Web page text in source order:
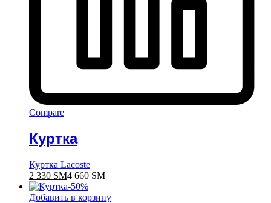
Compare
Куртка
Куртка Lacoste
2 330 ЅМ4 660ЅМ
-50%
Добавить в корзину